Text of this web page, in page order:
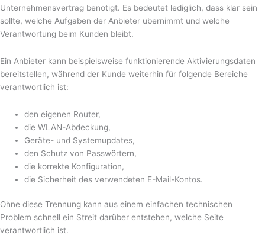
Unternehmensvertrag benötigt. Es bedeutet lediglich, dass klar sein
sollte, welche Aufgaben der Anbieter übernimmt und welche
Verantwortung beim Kunden bleibt.
Ein Anbieter kann beispielsweise funktionierende Aktivierungsdaten
bereitstellen, während der Kunde weiterhin für folgende Bereiche
verantwortlich ist:
den eigenen Router,
die WLAN-Abdeckung,
Geräte- und Systemupdates,
den Schutz von Passwörtern,
die korrekte Konfiguration,
die Sicherheit des verwendeten E-Mail-Kontos.
Ohne diese Trennung kann aus einem einfachen technischen
Problem schnell ein Streit darüber entstehen, welche Seite
verantwortlich ist.